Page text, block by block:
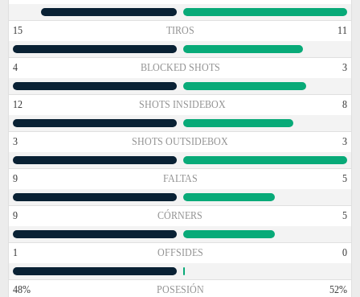
15 TIROS 11
4 BLOCKED SHOTS 3
12 SHOTS INSIDEBOX 8
3 SHOTS OUTSIDEBOX 3
9 FALTAS 5
9 CÓRNERS 5
1 OFFSIDES 0
48% POSESIÓN 52%